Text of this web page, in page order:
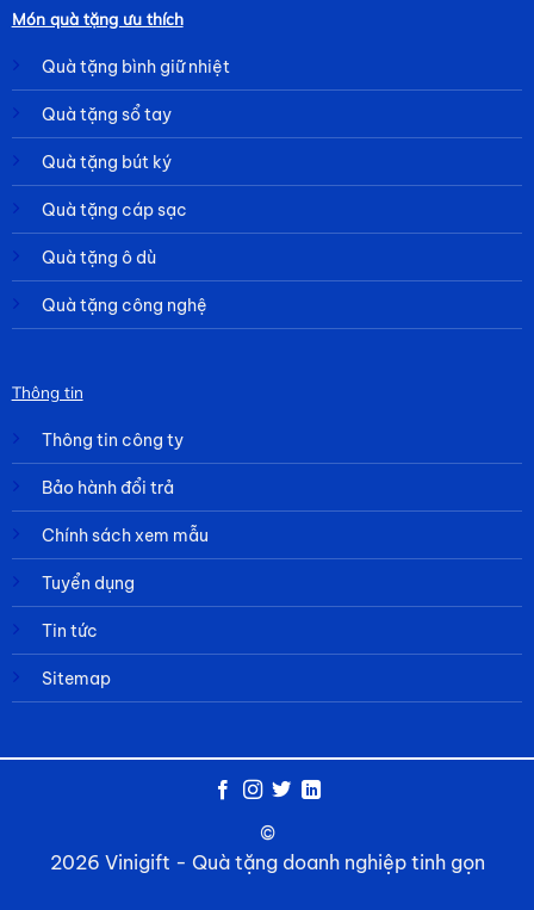
Món quà tặng ưu thích
Quà tặng bình giữ nhiệt
Quà tặng sổ tay
Quà tặng bút ký
Quà tặng cáp sạc
Quà tặng ô dù
Quà tặng công nghệ
Thông tin
Thông tin công ty
Bảo hành đổi trả
Chính sách xem mẫu
Tuyển dụng
Tin tức
Sitemap
©
2026 Vinigift - Quà tặng doanh nghiệp tinh gọn